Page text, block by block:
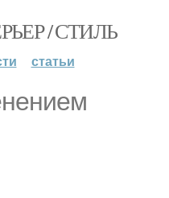
/ СТИЛЬ
статьи